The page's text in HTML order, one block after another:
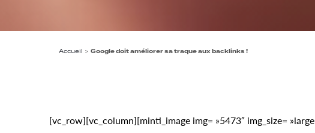
Accueil >Google doit améliorer sa traque aux backlinks !
[vc_row][vc_column][minti_image img= »5473″ img_size=